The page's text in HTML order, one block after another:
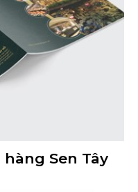
Sen Tây